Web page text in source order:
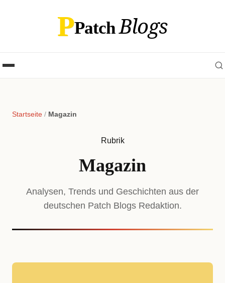
PPatchBlogs
Startseite / Magazin
Rubrik
Magazin
Analysen, Trends und Geschichten aus der
deutschen Patch Blogs Redaktion.